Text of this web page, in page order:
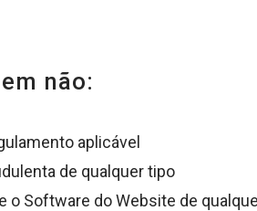
não:
aplicável
de qualquer tipo
o Software do Website de